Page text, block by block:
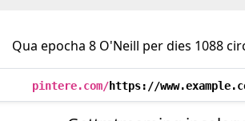
Qua epocha 8 O'Neill per dies 1088
pintere.com/https://